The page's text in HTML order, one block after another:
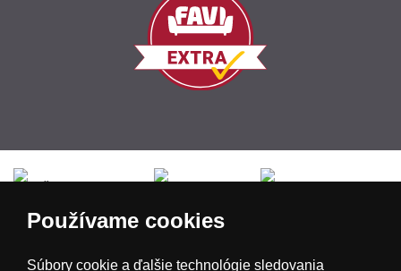
Používame cookies
Súbory cookie a ďalšie technológie sledovania